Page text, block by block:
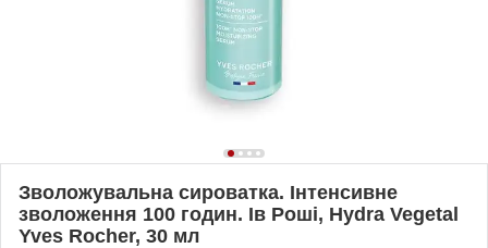
Зволожувальна сироватка. Інтенсивне
зволоження 100 годин. Ів Роші, Hydra Vegetal
Yves Rocher, 30 мл